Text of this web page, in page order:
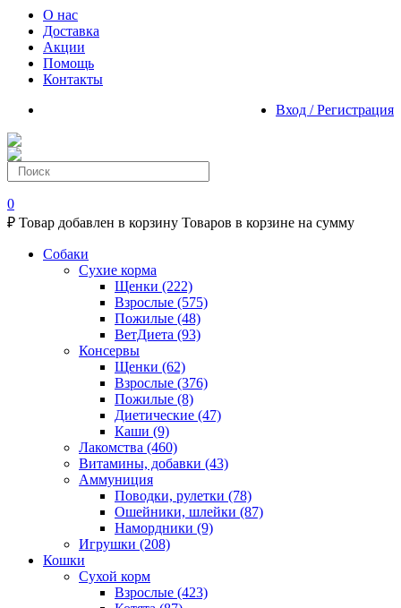
О нас
Доставка
Акции
Помощь
Контакты
Вход / Регистрация
0
₽ Товар добавлен в корзину Товаров в корзине на сумму
Собаки
Сухие корма
Щенки (222)
Взрослые (575)
Пожилые (48)
ВетДиета (93)
Консервы
Щенки (62)
Взрослые (376)
Пожилые (8)
Диетические (47)
Каши (9)
Лакомства (460)
Витамины, добавки (43)
Аммуниция
Поводки, рулетки (78)
Ошейники, шлейки (87)
Намордники (9)
Игрушки (208)
Кошки
Сухой корм
Взрослые (423)